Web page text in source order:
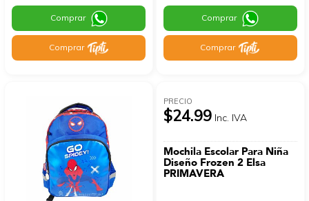
Comprar
Comprar
Comprar
Comprar
PRECIO
$24.99 Inc. IVA
Mochila Escolar Para Niña
Diseño Frozen 2 Elsa
PRIMAVERA